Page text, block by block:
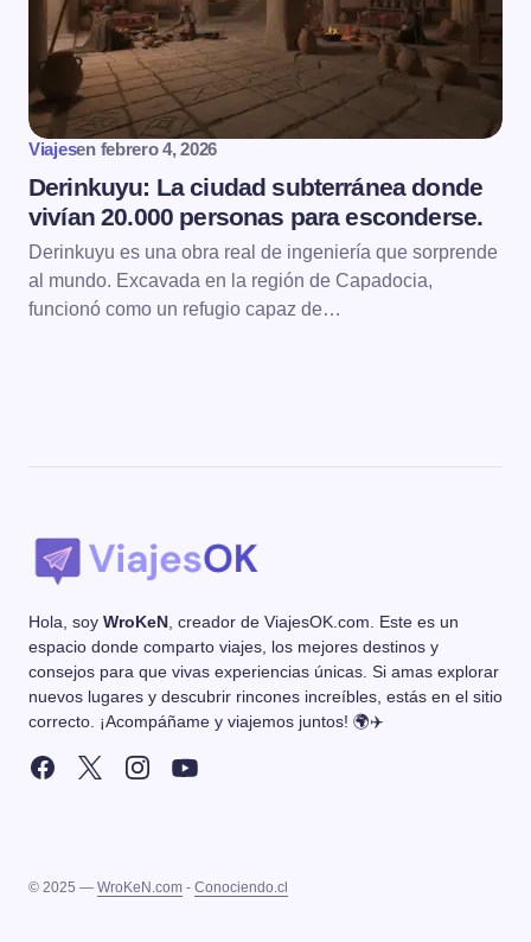
Viajesen febrero 4, 2026
Derinkuyu: La ciudad subterránea donde
vivían 20.000 personas para esconderse.
Derinkuyu es una obra real de ingeniería que sorprende
al mundo. Excavada en la región de Capadocia,
funcionó como un refugio capaz de…
Hola, soy WroKeN , creador de ViajesOK.com. Este es un
espacio donde comparto viajes, los mejores destinos y
consejos para que vivas experiencias únicas. Si amas explorar
nuevos lugares y descubrir rincones increíbles, estás en el sitio
correcto. ¡Acompáñame y viajemos juntos! 🌍✈️
© 2025 — WroKeN.com - Conociendo.cl